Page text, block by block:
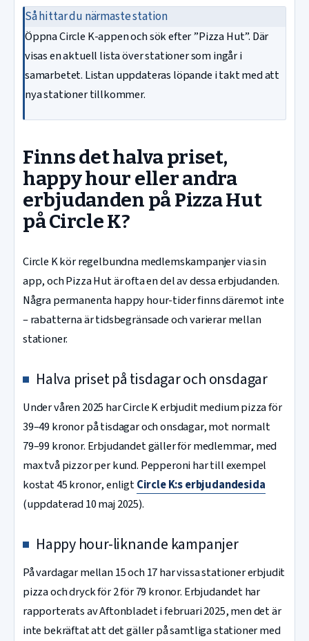
Så hittar du närmaste station
Öppna Circle K-appen och sök efter ”Pizza Hut”. Där
visas en aktuell lista över stationer som ingår i
samarbetet. Listan uppdateras löpande i takt med att
nya stationer tillkommer.
Finns det halva priset,
happy hour eller andra
erbjudanden på Pizza Hut
på Circle K?
Circle K kör regelbundna medlemskampanjer via sin
app, och Pizza Hut är ofta en del av dessa erbjudanden.
Några permanenta happy hour-tider finns däremot inte
– rabatterna är tidsbegränsade och varierar mellan
stationer.
Halva priset på tisdagar och onsdagar
Under våren 2025 har Circle K erbjudit medium pizza för
39–49 kronor på tisdagar och onsdagar, mot normalt
79–99 kronor. Erbjudandet gäller för medlemmar, med
max två pizzor per kund. Pepperoni har till exempel
kostat 45 kronor, enligtCircle K:s erbjudandesida
(uppdaterad 10 maj 2025).
Happy hour-liknande kampanjer
På vardagar mellan 15 och 17 har vissa stationer erbjudit
pizza och dryck för 2 för 79 kronor. Erbjudandet har
rapporterats av Aftonbladet i februari 2025, men det är
inte bekräftat att det gäller på samtliga stationer med